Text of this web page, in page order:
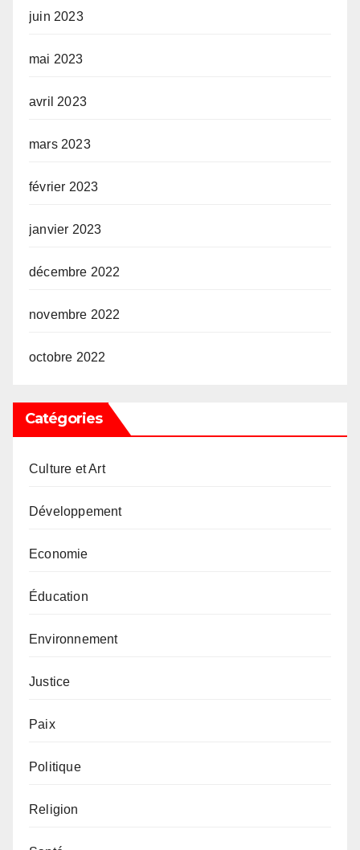
juin 2023
mai 2023
avril 2023
mars 2023
février 2023
janvier 2023
décembre 2022
novembre 2022
octobre 2022
Catégories
Culture et Art
Développement
Economie
Éducation
Environnement
Justice
Paix
Politique
Religion